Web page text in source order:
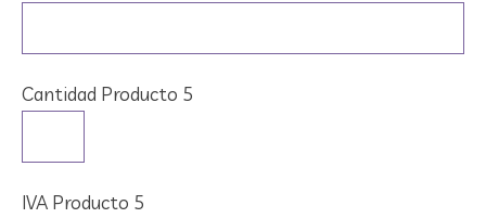
Cantidad Producto 5
IVA Producto 5